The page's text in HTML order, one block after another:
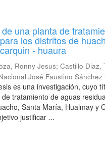
una planta de
los distritos de
- huaura
Ronny Jesus; Castillo Diaz,
José Faustino Sánchez
es una investigación, cuyo
tratamiento de aguas
Santa María, Hualmay y
justificar ...